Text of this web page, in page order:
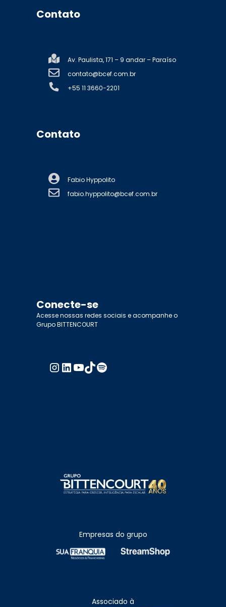
Contato
Av. Paulista, 171 – 9 andar – Paraíso
contato@bcef.com.br
+55 11 3660-2201
Contato
Fabio Hyppolito
fabio.hyppolito@bcef.com.br
Conecte-se
Acesse nossas redes sociais e acompanhe o
Grupo BITTENCOURT
Empresas do grupo
Associado à